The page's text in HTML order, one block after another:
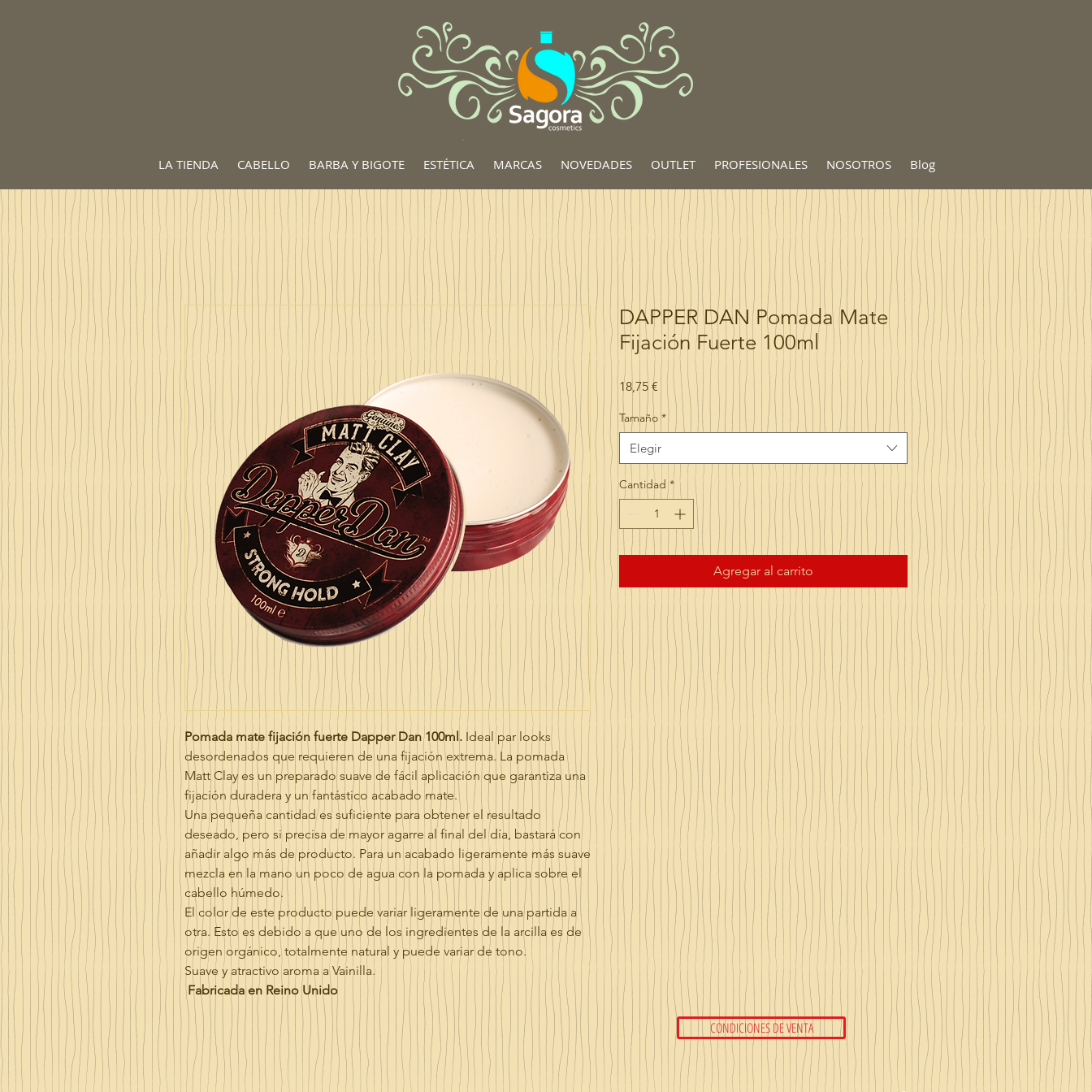
LA TIENDA CABELLO BARBA Y BIGOTE ESTÉTICA MARCAS NOVEDADES OUTLET PROFESIONALES NOSOTROS Blog
Pomada mate fijación fuerte Dapper Dan 100ml. Ideal par looks
desordenados que requieren de una fijación extrema. La pomada
Matt Clay es un preparado suave de fácil aplicación que garantiza una
fijación duradera y un fantástico acabado mate.
Una pequeña cantidad es suficiente para obtener el resultado
deseado, pero si precisa de mayor agarre al final del día, bastará con
añadir algo más de producto. Para un acabado ligeramente más suave
mezcla en la mano un poco de agua con la pomada y aplica sobre el
cabello húmedo.
El color de este producto puede variar ligeramente de una partida a
otra. Esto es debido a que uno de los ingredientes de la arcilla es de
origen orgánico, totalmente natural y puede variar de tono.
Suave y atractivo aroma a Vainilla.
Fabricada en Reino Unido
DAPPER DAN Pomada Mate
Fijación Fuerte 100ml
18,75 € Precio
Tamaño *
Elegir
Cantidad *
Agregar al carrito
CONDICIONES DE VENTA